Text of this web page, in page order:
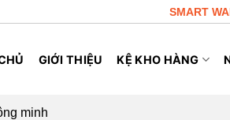
SMART
GIỚI THIỆU KỆ KHO HÀNG
minh